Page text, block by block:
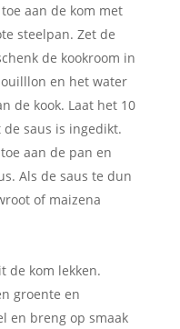
aan de kom met
steelpan. Zet de
de kookroom in
en het water
de kook. Laat het 10
saus is ingedikt.
aan de pan en
Als de saus te dun
of maizena
de kom lekken.
groente en
en breng op smaak